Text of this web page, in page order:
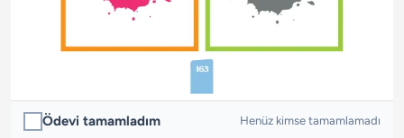
Ödevi tamamladım Henüz kimse tamamlamadı